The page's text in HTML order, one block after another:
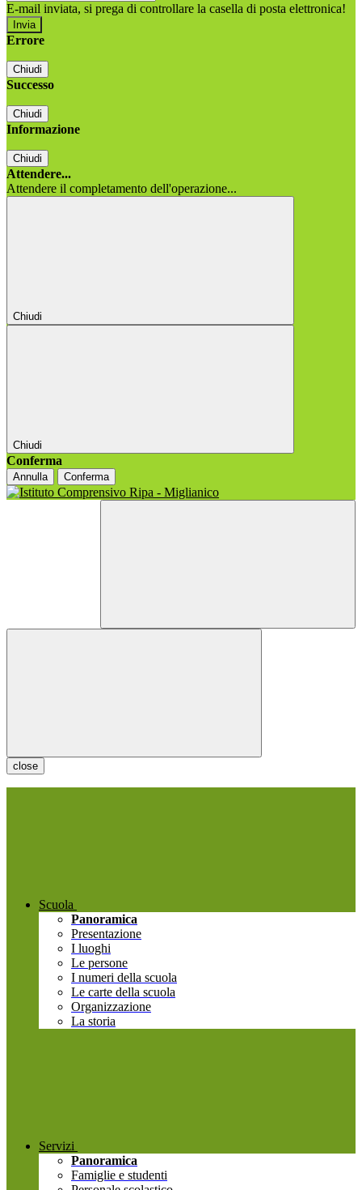
E-mail inviata, si prega di controllare la casella di posta elettronica!
Errore
Chiudi
Successo
Chiudi
Informazione
Chiudi
Attendere...
Attendere il completamento dell'operazione...
Chiudi
Chiudi
Conferma
Annulla Conferma
close
Scuola
Panoramica
Presentazione
I luoghi
Le persone
I numeri della scuola
Le carte della scuola
Organizzazione
La storia
Servizi
Panoramica
Famiglie e studenti